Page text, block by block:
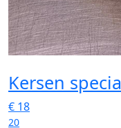
Kersen
€ 18
20